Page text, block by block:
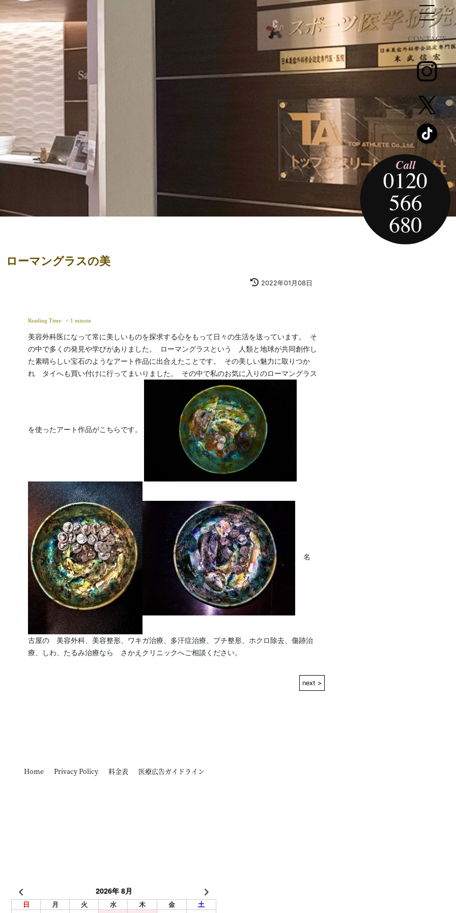
ローマングラスの美
2022年01月08日
Reading Time: < 1 minute
美容外科医になって常に美しいものを探求する心をもって日々の生活を送っています。  そ
の中で多くの発見や学びがありました。  ローマングラスという　人類と地球が共同創作し
た素晴らしい宝石のようなアート作品に出合えたことです。  その美しい魅力に取りつか
れ　タイへも買い付けに行ってまいりました。  その中で私のお気に入りのローマングラス
を使ったアート作品がこちらです。
名
古屋の　美容外科、美容整形、ワキガ治療、多汗症治療、プチ整形、ホクロ除去、傷跡治
療、しわ、たるみ治療なら　さかえクリニックへご相談ください。
next >
Home Privacy Policy 料金表 医療広告ガイドライン
2026年 8月
日 月 火 水 木 金 土